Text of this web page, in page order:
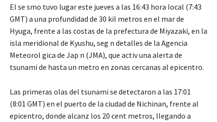
El se smo tuvo lugar este jueves a las 16:43 hora local (7:43
GMT) a una profundidad de 30 kil metros en el mar de
Hyuga, frente a las costas de la prefectura de Miyazaki, en la
isla meridional de Kyushu, seg n detalles de la Agencia
Meteorol gica de Jap n (JMA), que activ una alerta de
tsunami de hasta un metro en zonas cercanas al epicentro.
Las primeras olas del tsunami se detectaron a las 17:01
(8:01 GMT) en el puerto de la ciudad de Nichinan, frente al
epicentro, donde alcanz los 20 cent metros, llegando a